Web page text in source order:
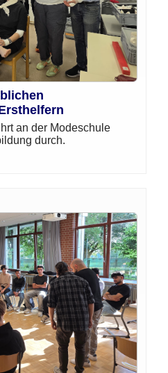
an der Modeschule
durch.